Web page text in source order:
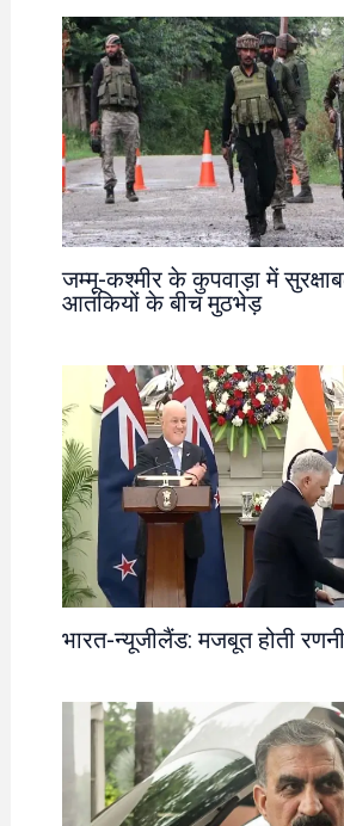
जम्मू-कश्मीर के कुपवाड़ा में
आतंकियों के बीच मुठभेड़
भारत-न्यूजीलैंड: मजबूत होती